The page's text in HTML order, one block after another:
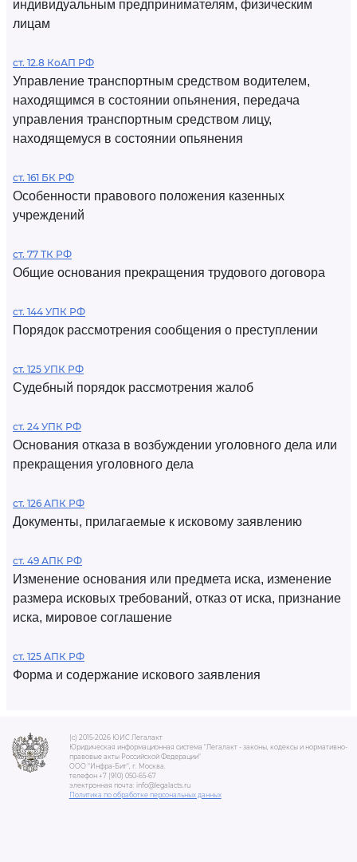
индивидуальным предпринимателям, физическим
лицам
ст. 12.8 КоАП РФ
Управление транспортным средством водителем,
находящимся в состоянии опьянения, передача
управления транспортным средством лицу,
находящемуся в состоянии опьянения
ст. 161 БК РФ
Особенности правового положения казенных
учреждений
ст. 77 ТК РФ
Общие основания прекращения трудового договора
ст. 144 УПК РФ
Порядок рассмотрения сообщения о преступлении
ст. 125 УПК РФ
Судебный порядок рассмотрения жалоб
ст. 24 УПК РФ
Основания отказа в возбуждении уголовного дела или
прекращения уголовного дела
ст. 126 АПК РФ
Документы, прилагаемые к исковому заявлению
ст. 49 АПК РФ
Изменение основания или предмета иска, изменение
размера исковых требований, отказ от иска, признание
иска, мировое соглашение
ст. 125 АПК РФ
Форма и содержание искового заявления
(c) 2015-2026 ЮИС Легалакт
Юридическая информационная система "Легалакт - законы, кодексы и нормативно-
правовые акты Российской Федерации"
ООО "Инфра-Бит", г. Москва.
телефон +7 (910) 050-65-67
электронная почта: info@legalacts.ru
Политика по обработке персональных данных